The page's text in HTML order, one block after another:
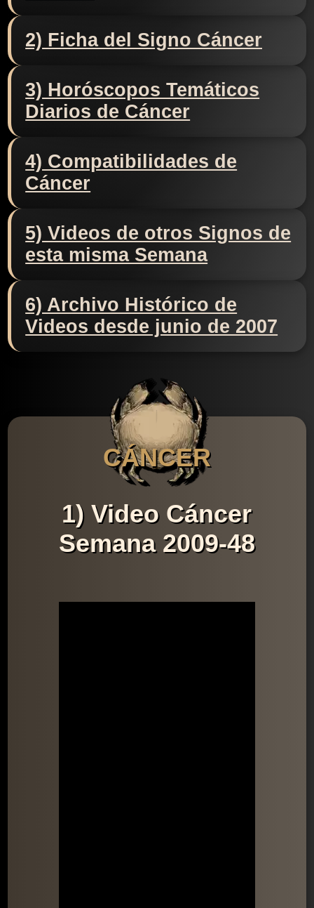
2) Ficha del Signo Cáncer
3) Horóscopos Temáticos
Diarios de Cáncer
4) Compatibilidades de
Cáncer
5) Videos de otros Signos de
esta misma Semana
6) Archivo Histórico de
Videos desde junio de 2007
CÁNCER
1) Video Cáncer
Semana 2009-48